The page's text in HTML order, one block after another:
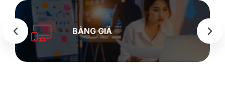
SEASTOCK
WEB